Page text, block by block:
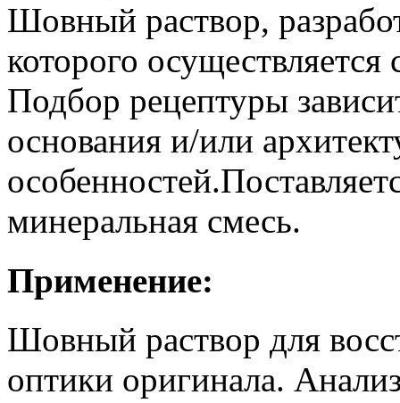
Шовный раствор,
которого
Подбор рецептуры
основания и/или
минеральная смесь.
Применение:
Шовный раствор для
оптики оригинала.